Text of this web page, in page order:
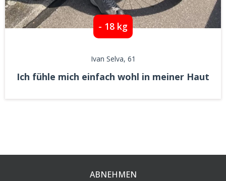
- 18 kg
Ivan Selva, 61
Ich fühle mich einfach wohl in meiner Haut
ABNEHMEN